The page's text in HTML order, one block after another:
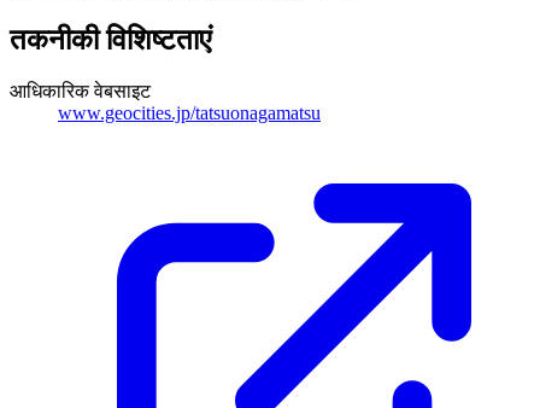
तकनीकी विशिष्टताएं
आधिकारिक वेबसाइट
www.geocities.jp/tatsuonagamatsu